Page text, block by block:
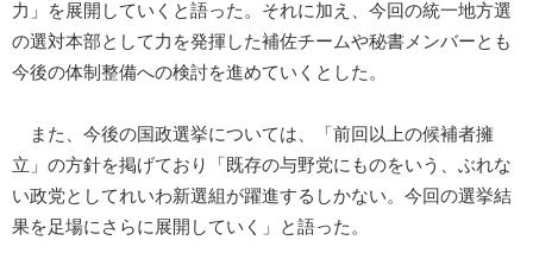
力」を展開していくと語った。それに加え、今回の統一地方選
の選対本部として力を発揮した補佐チームや秘書メンバーとも
今後の体制整備への検討を進めていくとした。
また、今後の国政選挙については、「前回以上の候補者擁
立」の方針を掲げており「既存の与野党にものをいう、ぶれな
い政党としてれいわ新選組が躍進するしかない。今回の選挙結
果を足場にさらに展開していく」と語った。